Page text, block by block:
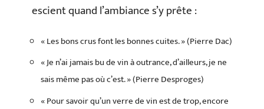
escient quand l’ambiance s’y prête :
« Les bons crus font les bonnes cuites. » (Pierre Dac)
« Je n’ai jamais bu de vin à outrance, d’ailleurs, je ne
sais même pas où c’est. » (Pierre Desproges)
« Pour savoir qu’un verre de vin est de trop, encore